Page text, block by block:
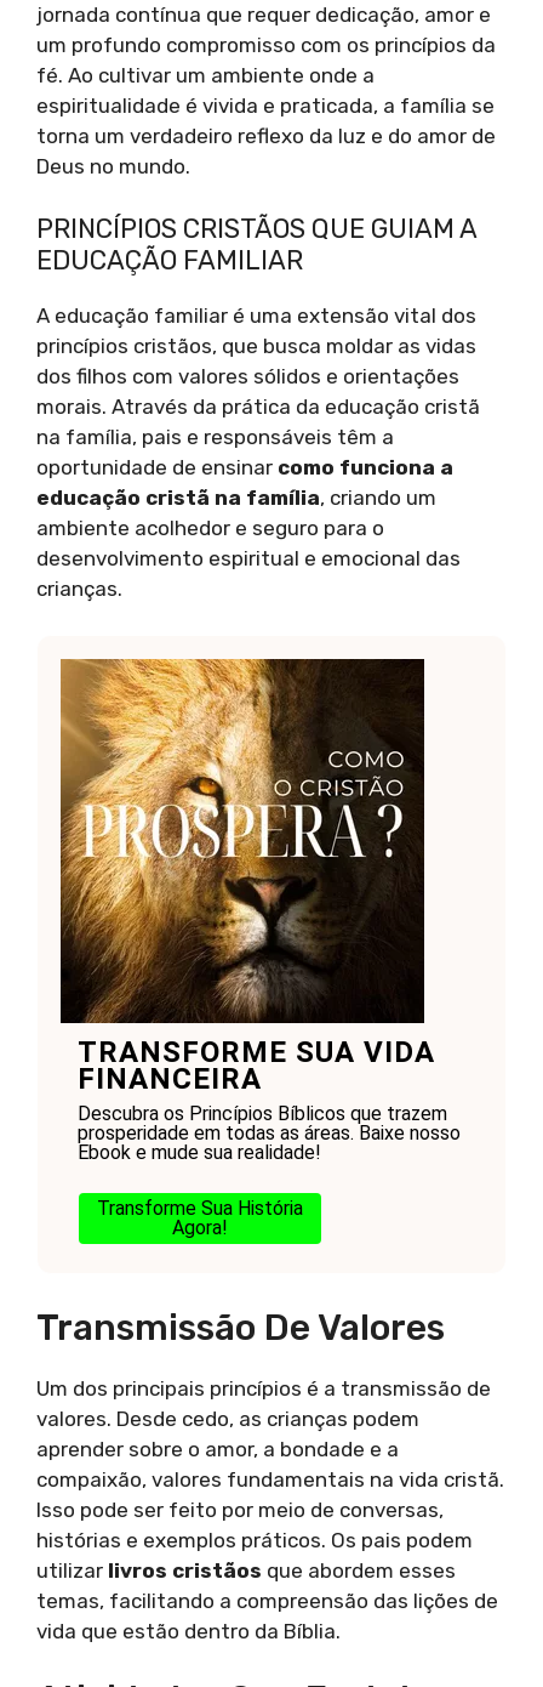
jornada contínua que requer dedicação, amor e
um profundo compromisso com os princípios da
fé. Ao cultivar um ambiente onde a
espiritualidade é vivida e praticada, a família se
torna um verdadeiro reflexo da luz e do amor de
Deus no mundo.
PRINCÍPIOS CRISTÃOS QUE GUIAM A
EDUCAÇÃO FAMILIAR
A educação familiar é uma extensão vital dos
princípios cristãos, que busca moldar as vidas
dos filhos com valores sólidos e orientações
morais. Através da prática da educação cristã
na família, pais e responsáveis têm a
oportunidade de ensinar como funciona a
educação cristã na família, criando um
ambiente acolhedor e seguro para o
desenvolvimento espiritual e emocional das
crianças.
TRANSFORME SUA VIDA
FINANCEIRA
Descubra os Princípios Bíblicos que trazem
prosperidade em todas as áreas. Baixe nosso
Ebook e mude sua realidade!
Transforme Sua História
Agora!
Transmissão De Valores
Um dos principais princípios é a transmissão de
valores. Desde cedo, as crianças podem
aprender sobre o amor, a bondade e a
compaixão, valores fundamentais na vida cristã.
Isso pode ser feito por meio de conversas,
histórias e exemplos práticos. Os pais podem
utilizar livros cristãos que abordem esses
temas, facilitando a compreensão das lições de
vida que estão dentro da Bíblia.